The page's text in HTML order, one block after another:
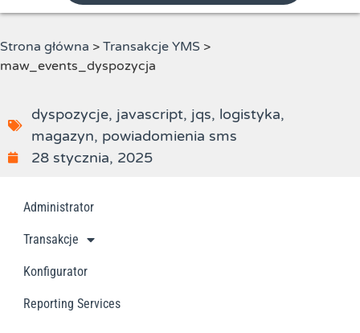
Strona główna > Transakcje YMS >
maw_events_dyspozycja
dyspozycje, javascript, jqs, logistyka,
magazyn, powiadomienia sms
28 stycznia, 2025
Administrator
Transakcje
Konfigurator
Reporting Services